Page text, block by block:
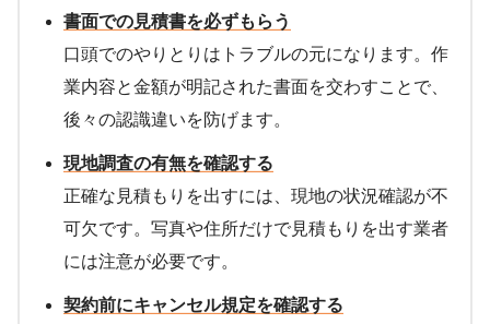
書面での見積書を必ずもらう
口頭でのやりとりはトラブルの元になります。作
業内容と金額が明記された書面を交わすことで、
後々の認識違いを防げます。
現地調査の有無を確認する
正確な見積もりを出すには、現地の状況確認が不
可欠です。写真や住所だけで見積もりを出す業者
には注意が必要です。
契約前にキャンセル規定を確認する